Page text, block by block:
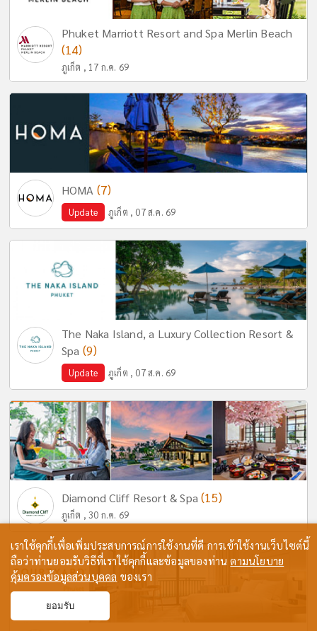
Phuket Marriott Resort and Spa Merlin Beach
(14)
ภูเก็ต , 17 ก.ค. 69
HOMA (7)
Update ภูเก็ต , 07 ส.ค. 69
The Naka Island, a Luxury Collection Resort &
Spa (9)
Update ภูเก็ต , 07 ส.ค. 69
Diamond Cliff Resort & Spa(15)
ภูเก็ต , 30 ก.ค. 69
เราใช้คุกกี้เพื่อเพิ่มประสบการณ์การใช้งานที่ดี การเข้าใช้งานเว็บไซต์นี้
ถือว่าท่านยอมรับวิธีที่เราใช้คุกกี้และข้อมูลของท่านตามนโยบาย
คุ้มครองข้อมูลส่วนบุคคล ของเรา
ยอมรับ